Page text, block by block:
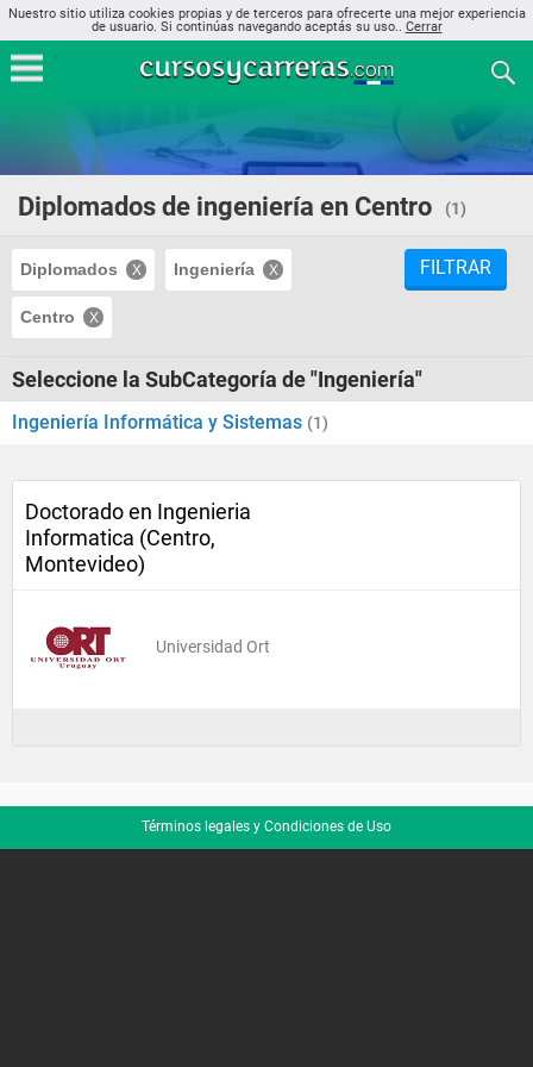
Nuestro sitio utiliza cookies propias y de terceros para ofrecerte una mejor experiencia
de usuario. Si continúas navegando aceptás su uso.. Cerrar
Diplomados de ingeniería en Centro (1)
Diplomados Ingeniería
Centro
FILTRAR
Seleccione la SubCategoría de "Ingeniería"
Ingeniería Informática y Sistemas (1)
Doctorado en Ingenieria
Informatica (Centro,
Montevideo)
Universidad Ort
Términos legales y Condiciones de Uso